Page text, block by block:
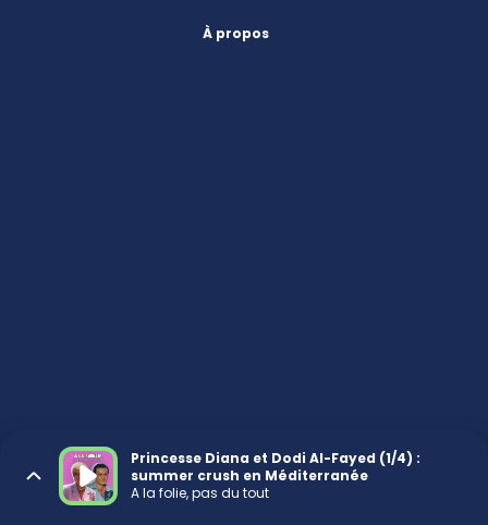
À propos
Princesse Diana et Dodi Al-Fayed (1/4) :
summer crush en Méditerranée
A la folie, pas du tout